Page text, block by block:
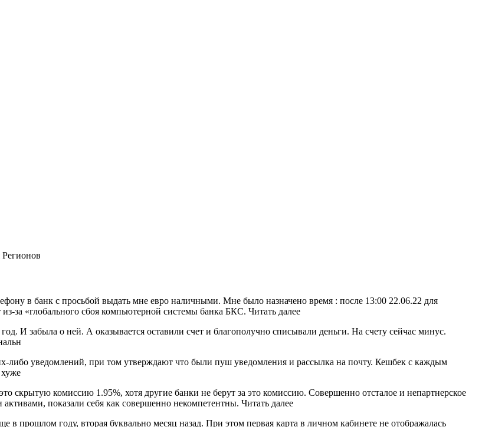
в банк с просьбой выдать мне евро наличными. Мне было назначено время : после 13:00 22.06.22 для
за «глобального сбоя компьютерной системы банка БКС. Читать далее
И забыла о ней. А оказывается оставили счет и благополучно списывали деньги. На счету сейчас минус.
либо уведомлений, при том утверждают что были пуш уведомления и рассылка на почту. Кешбек с каждым
комиссию 1.95%, хотя другие банки не берут за это комиссию. Совершенно отсталое и непартнерское
показали себя как совершенно некомпетентны. Читать далее
прошлом году, вторая буквально месяц назад. При этом первая карта в личном кабинете не отображалась